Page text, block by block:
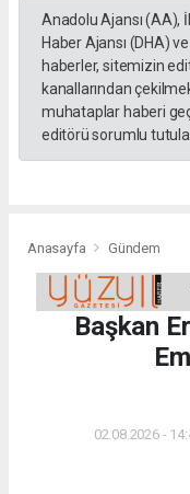
Anadolu Ajansı (AA),
Haber Ajansı (DHA)
haberler, sitemizin
kanallarından
muhataplar haberi
editörü sorumlu
Anasayfa Gündem
Başkan
02.08.2026 -